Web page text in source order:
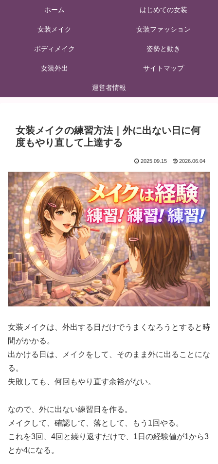
ホーム はじめての女装
女装メイク 女装ファッション
ボディメイク 姿勢と動き
女装外出 サイトマップ
運営者情報
女装メイクの練習方法｜外に出ない日に何
度もやり直して上達する
2025.09.15 2026.06.04
女装メイクは、外出する日だけでうまくなろうとすると時
間がかかる。
出かける日は、メイクをして、そのまま外に出ることにな
る。
失敗しても、何回もやり直す余裕がない。
なので、外に出ない練習日を作る。
メイクして、確認して、落として、もう1回やる。
これを3回、4回と繰り返すだけで、1日の経験値が1から3
とか4になる。